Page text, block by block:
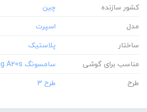
کشور سازنده
مدل
ساختار
مناسب برای گوشی
طرح